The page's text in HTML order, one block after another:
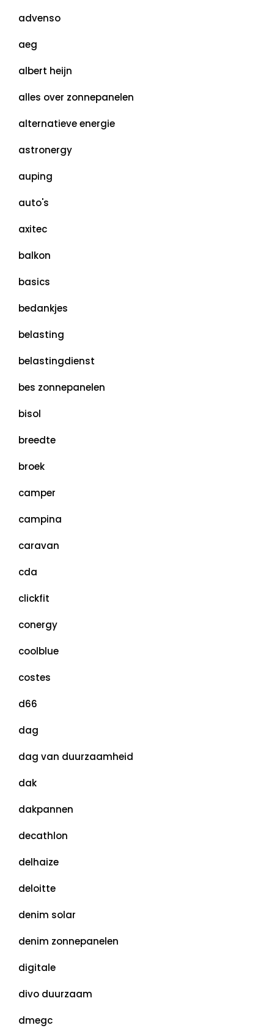
advenso
aeg
albert heijn
alles over zonnepanelen
alternatieve energie
astronergy
auping
auto's
axitec
balkon
basics
bedankjes
belasting
belastingdienst
bes zonnepanelen
bisol
breedte
broek
camper
campina
caravan
cda
clickfit
conergy
coolblue
costes
d66
dag
dag van duurzaamheid
dak
dakpannen
decathlon
delhaize
deloitte
denim solar
denim zonnepanelen
digitale
divo duurzaam
dmegc